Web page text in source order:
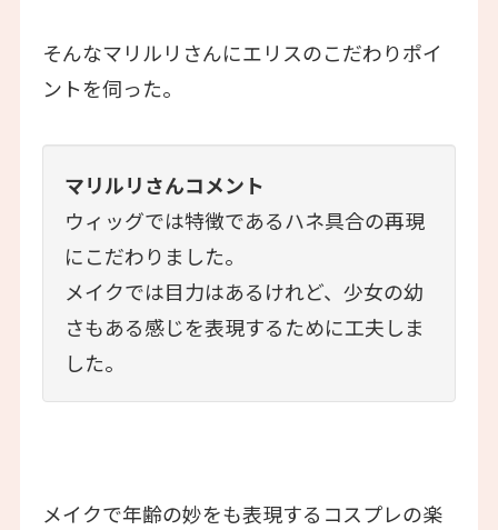
そんなマリルリさんにエリスのこだわりポイ
ントを伺った。
マリルリさんコメント
ウィッグでは特徴であるハネ具合の再現
にこだわりました。
メイクでは目力はあるけれど、少女の幼
さもある感じを表現するために工夫しま
した。
メイクで年齢の妙をも表現するコスプレの楽